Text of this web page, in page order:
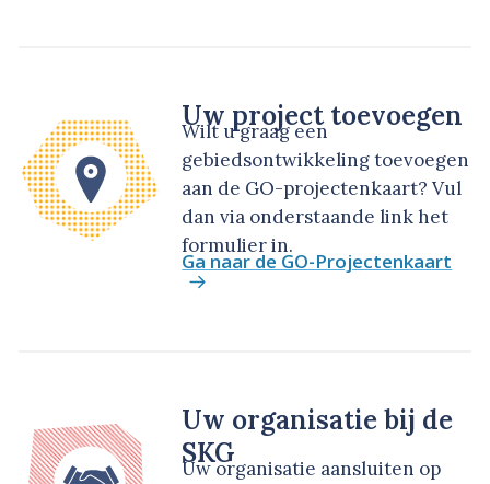
Uw project toevoegen
Wilt u graag een
gebiedsontwikkeling toevoegen
aan de GO-projectenkaart? Vul
dan via onderstaande link het
formulier in.
Ga naar de GO-Projectenkaart
Uw organisatie bij de
SKG
Uw organisatie aansluiten op